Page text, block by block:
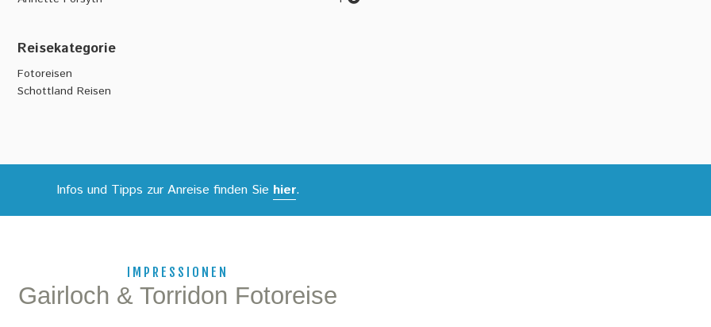
Reisekategorie
Fotoreisen
Schottland Reisen
Infos und Tipps zur Anreise finden Sie hier.
IMPRESSIONEN
Gairloch & Torridon Fotoreise